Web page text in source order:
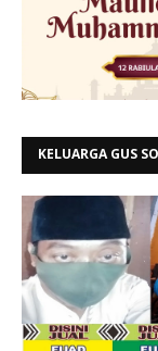
KELUARGA GUS